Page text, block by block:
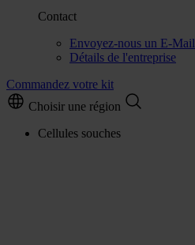
Contact
Envoyez-nous un E-Mail
Détails de l'entreprise
Commandez votre kit
Choisir une région
Cellules souches